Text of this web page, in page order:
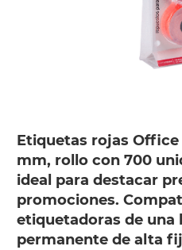
Etiquetas rojas Office
mm, rollo con 700
ideal para destacar
promociones.
etiquetadoras de una
permanente de alta